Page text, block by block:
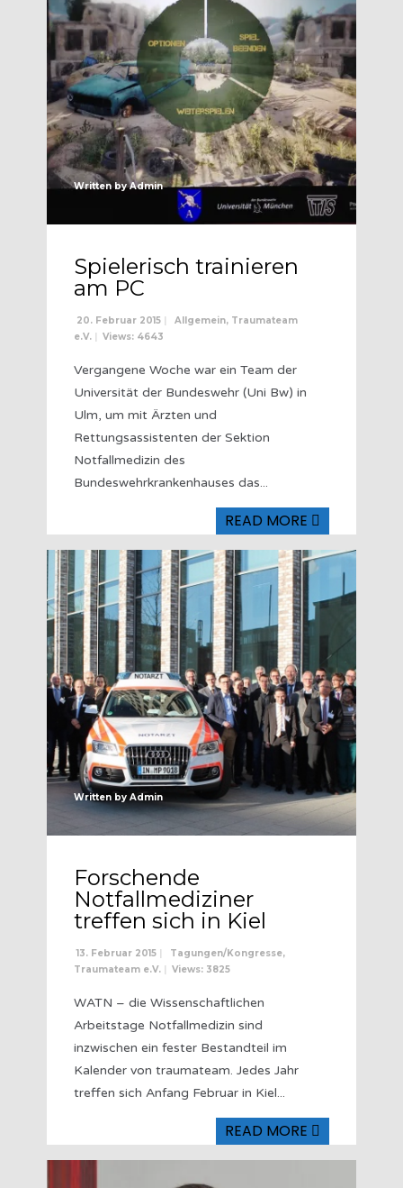
Written byAdmin
Spielerisch trainieren
am PC
20. Februar 2015 | Allgemein, Traumateam
e.V. | Views: 4643
Vergangene Woche war ein Team der
Universität der Bundeswehr (Uni Bw) in
Ulm, um mit Ärzten und
Rettungsassistenten der Sektion
Notfallmedizin des
Bundeswehrkrankenhauses das...
READ MORE
Written by Admin
Forschende
Notfallmediziner
treffen sich in Kiel
13. Februar 2015 | Tagungen/Kongresse,
Traumateam e.V. | Views: 3825
WATN – die Wissenschaftlichen
Arbeitstage Notfallmedizin sind
inzwischen ein fester Bestandteil im
Kalender von traumateam. Jedes Jahr
treffen sich Anfang Februar in Kiel...
READ MORE